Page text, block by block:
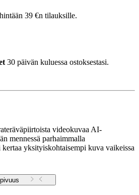
39 €n tilauksille.
30 päivän kuluessa ostoksestasi.
videokuvaa AI-
mennessä parhaimmalla
yksityiskohtaisempi kuva vaikeissa